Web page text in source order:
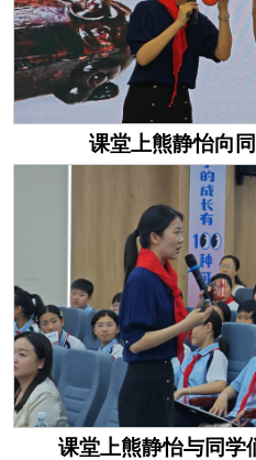
课堂上熊静怡向
课堂上熊静怡与同学